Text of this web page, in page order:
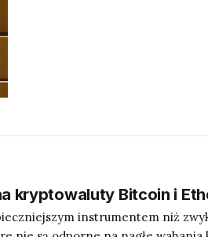
kryptowaluty Bitcoin i
instrumentem niż